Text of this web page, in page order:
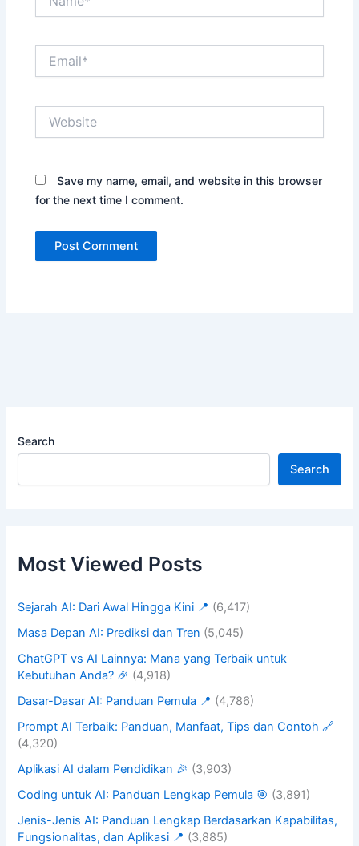
Save my name, email, and website in this browser
for the next time I comment.
Search
Search
Most Viewed Posts
Sejarah AI: Dari Awal Hingga Kini 📍 (6,417)
Masa Depan AI: Prediksi dan Tren (5,045)
ChatGPT vs AI Lainnya: Mana yang Terbaik untuk
Kebutuhan Anda? 🎉 (4,918)
Dasar-Dasar AI: Panduan Pemula 📍 (4,786)
Prompt AI Terbaik: Panduan, Manfaat, Tips dan Contoh 🔗
(4,320)
Aplikasi AI dalam Pendidikan 🎉 (3,903)
Coding untuk AI: Panduan Lengkap Pemula 🎯 (3,891)
Jenis-Jenis AI: Panduan Lengkap Berdasarkan Kapabilitas,
Fungsionalitas, dan Aplikasi 📍 (3,885)